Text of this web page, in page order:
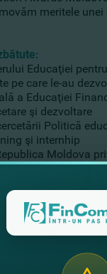
meritele
Educaţiei
pe care le-au
a Educaţiei
şi dezvoltare
Politică
şi internhip
Moldova
Coffee Break şi
despre
premiilor